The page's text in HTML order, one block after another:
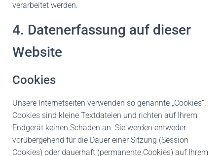
verarbeitet werden.
4. Datenerfassung auf dieser
Website
Cookies
Unsere Internetseiten verwenden so genannte „Cookies“.
Cookies sind kleine Textdateien und richten auf Ihrem
Endgerät keinen Schaden an. Sie werden entweder
vorübergehend für die Dauer einer Sitzung (Session-
Cookies) oder dauerhaft (permanente Cookies) auf Ihrem